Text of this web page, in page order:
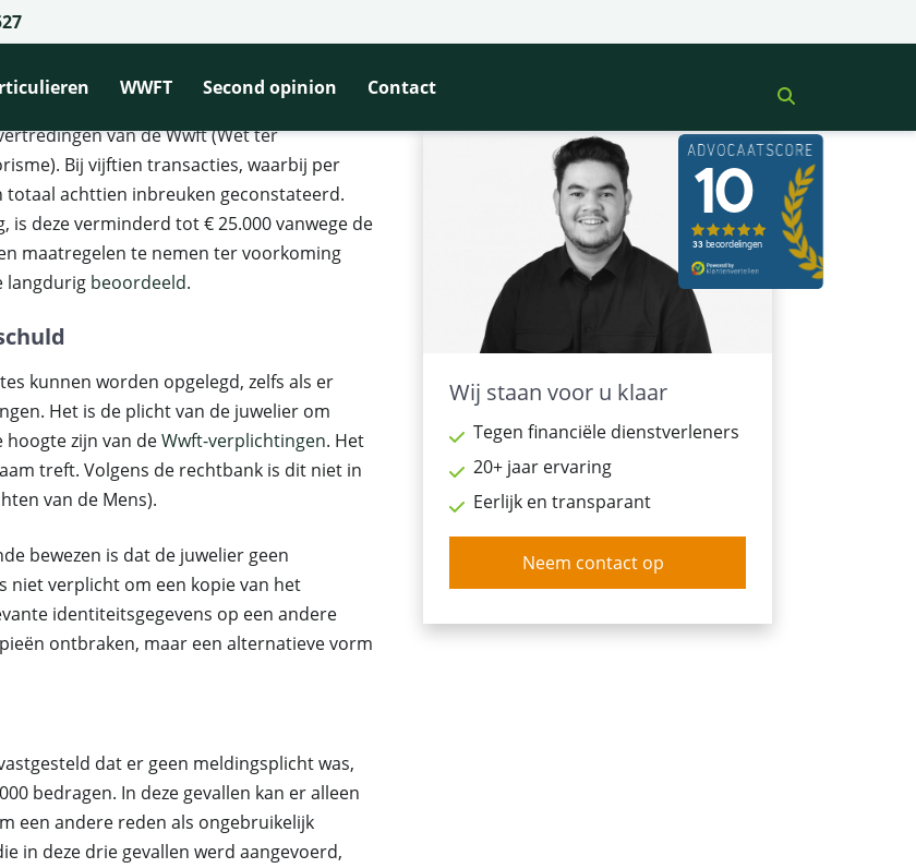
WWFT Second opinion Contact
overtreding Wwft-verplichtingen
Wwft-verplichtingen
van de Wwft (Wet ter
Bij vijftien transacties, waarbij per
totaal achttien inbreuken geconstateerd.
is deze verminderd tot € 25.000 vanwege de
maatregelen te nemen ter voorkoming
langdurig beoordeeld.
kunnen worden opgelegd, zelfs als er
Het is de plicht van de juwelier om
zijn van deWwft-verplichtingen. Het
treft. Volgens de rechtbank is dit niet in
van de Mens).
bewezen is dat de juwelier geen
niet verplicht om een kopie van het
identiteitsgegevens op een andere
ontbraken, maar een alternatieve vorm
dat er geen meldingsplicht was,
bedragen. In deze gevallen kan er alleen
een andere reden als ongebruikelijk
in deze drie gevallen werd aangevoerd,
Wij staan voor u klaar
Tegen financiële dienstverleners
20+ jaar ervaring
Eerlijk en transparant
Neem contact op